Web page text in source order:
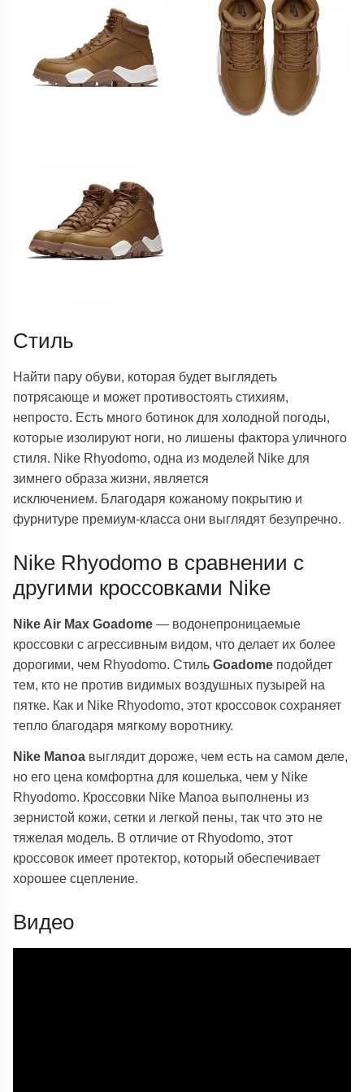
Стиль
Найти пару обуви, которая будет выглядеть
потрясающе и может противостоять стихиям,
непросто. Есть много ботинок для холодной погоды,
которые изолируют ноги, но лишены фактора уличного
стиля. Nike Rhyodomo, одна из моделей Nike для
зимнего образа жизни, является
исключением. Благодаря кожаному покрытию и
фурнитуре премиум-класса они выглядят безупречно.
Nike Rhyodomo в сравнении с
другими кроссовками Nike
Nike Air Max Goadome — водонепроницаемые
кроссовки с агрессивным видом, что делает их более
дорогими, чем Rhyodomo. СтильGoadome подойдет
тем, кто не против видимых воздушных пузырей на
пятке. Как и Nike Rhyodomo, этот кроссовок сохраняет
тепло благодаря мягкому воротнику.
Nike Manoa выглядит дороже, чем есть на самом деле,
но его цена комфортна для кошелька, чем у Nike
Rhyodomo. Кроссовки Nike Manoa выполнены из
зернистой кожи, сетки и легкой пены, так что это не
тяжелая модель. В отличие от Rhyodomo, этот
кроссовок имеет протектор, который обеспечивает
хорошее сцепление.
Видео